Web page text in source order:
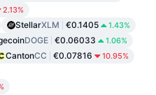
2.13%
StellarXLM €0.1405 1.43%
DOGE €0.06033 1.06%
CantonCC €0.07816 10.95%